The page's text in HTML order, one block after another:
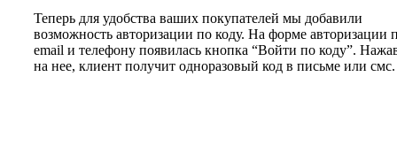
Теперь для удобства ваших покупателей мы добавили
возможность авторизации по коду. На форме авторизации
email и телефону появилась кнопка “Войти по коду”.
на нее, клиент получит одноразовый код в письме или смс.